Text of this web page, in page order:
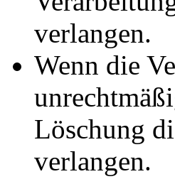
verlangen.
Wenn die
Löschung
verlangen.